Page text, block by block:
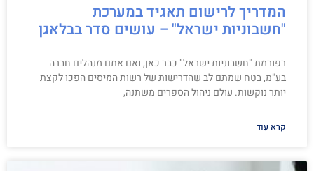
המדריך לרישום תאגיד במערכת
"חשבוניות ישראל" – עושים סדר בבלאגן
רפורמת "חשבוניות ישראל" כבר כאן, ואם אתם מנהלים חברה
בע"מ, בטח שמתם לב שהדרישות של רשות המיסים הפכו לקצת
יותר נוקשות. עולם ניהול הספרים משתנה,
קרא עוד